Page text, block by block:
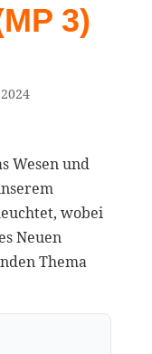
3)
Wesen und
wobei
Neuen
Thema